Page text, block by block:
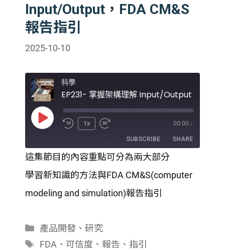
Input/Output，FDA CM&S
報告指引
2025-10-10
科學
Play
1x 00:00 /
SUBSCRIBE SHARE
RSS FEED
SHARE
LINK
這集節目的內容重點可分為兩大部分
學習新知識的方法與FDA CM&S(computer
modeling and simulation)報告指引
分
類
產品開發、 研究
標
FDA 、 可信度、 報告 、 指引